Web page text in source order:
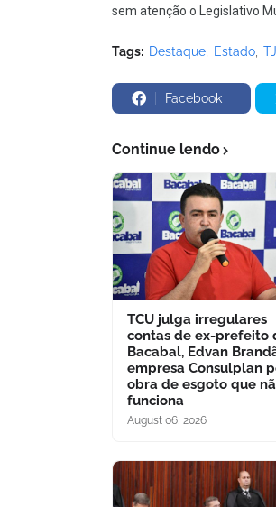
sem atenção o Legislativo
Tags: Destaque Estado
Facebook
Continue lendo
TCU julga irregulares
contas de ex-prefeito
Bacabal, Edvan
empresa Consulplan
obra de esgoto que
funciona
August 06, 2026